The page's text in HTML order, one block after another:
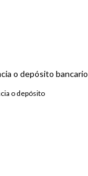
o depósito bancario
o depósito